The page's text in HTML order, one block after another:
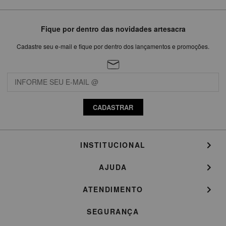
Fique por dentro das novidades artesacra
Cadastre seu e-mail e fique por dentro dos lançamentos e promoções.
CADASTRAR
INSTITUCIONAL
AJUDA
ATENDIMENTO
SEGURANÇA